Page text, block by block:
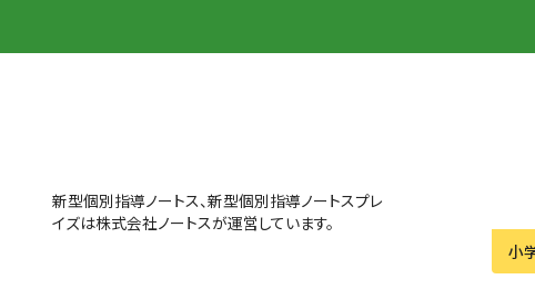
新型個別指導ノートス、新型個別指導ノートスプレ
イズは株式会社ノートスが運営しています。
小